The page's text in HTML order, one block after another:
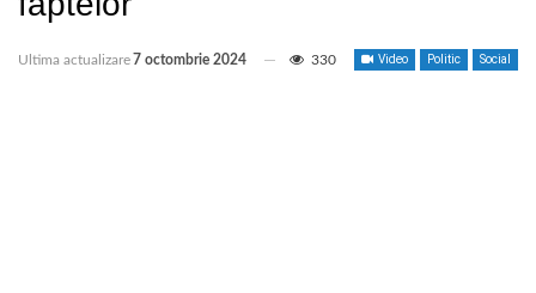
Video Politic Social
Ultima actualizare 7 octombrie 2024 330